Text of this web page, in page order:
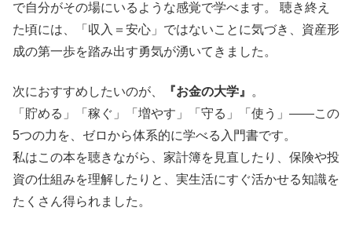
で自分がその場にいるような感覚で学べます。 聴き終え
た頃には、「収入＝安心」ではないことに気づき、資産形
成の第一歩を踏み出す勇気が湧いてきました。
次におすすめしたいのが、 『お金の大学』
。
「貯める」「稼ぐ」「増やす」「守る」「使う」――この
5つの力を、ゼロから体系的に学べる入門書です。
私はこの本を聴きながら、家計簿を見直したり、保険や投
資の仕組みを理解したりと、実生活にすぐ活かせる知識を
たくさん得られました。